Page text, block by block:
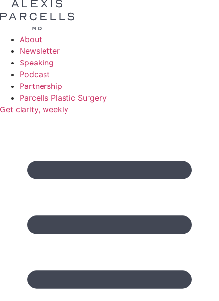
About
Newsletter
Speaking
Podcast
Partnership
Parcells Plastic Surgery
Get clarity, weekly